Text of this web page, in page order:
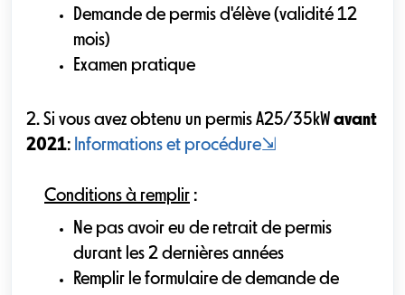
Demande de permis d'élève (validité 12
mois)
Examen pratique
2. Si vous avez obtenu un permis A25/35kW avant
2021: Informations et procédure⇲
Conditions à remplir :
Ne pas avoir eu de retrait de permis
durant les 2 dernières années
Remplir le formulaire de demande de